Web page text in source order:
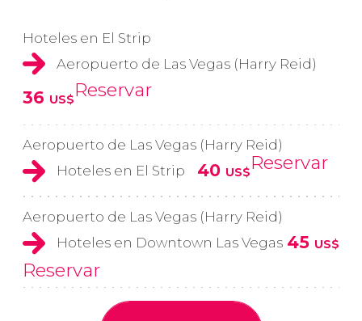
Hoteles en El Strip
Aeropuerto de Las Vegas (Harry Reid)
36 US$Reservar
Aeropuerto de Las Vegas (Harry Reid)
Hoteles en El Strip
40 US$Reservar
Aeropuerto de Las Vegas (Harry Reid)
Hoteles en Downtown Las Vegas 45 US$
Reservar